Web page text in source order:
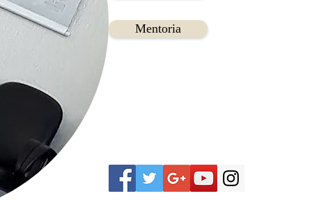
Mentoria